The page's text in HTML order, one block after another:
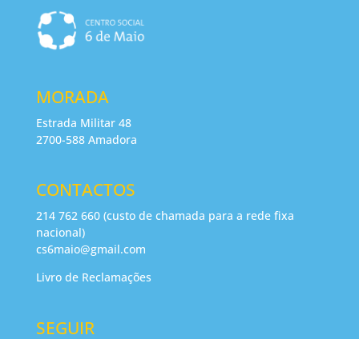
MORADA
Estrada Militar 48
2700-588 Amadora
CONTACTOS
214 762 660 (custo de chamada para a rede fixa
nacional)
cs6maio@gmail.com
Livro de Reclamações
SEGUIR